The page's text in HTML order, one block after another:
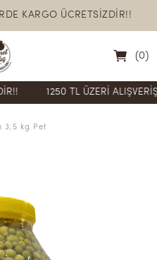
KARGO ÜCRETSİZDİR!!
(0)
1250 TL ÜZERİ
3,5 kg Pet